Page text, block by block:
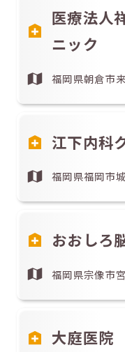
医療法人
ニック
福岡県朝倉市
江下内科
福岡県福岡市
おおしろ
福岡県宗像市
大庭医院